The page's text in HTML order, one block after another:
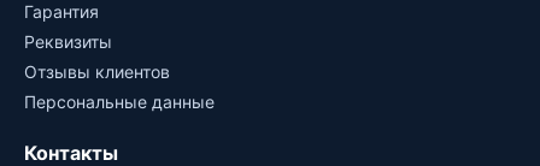
Гарантия
Реквизиты
Отзывы клиентов
Персональные данные
Контакты